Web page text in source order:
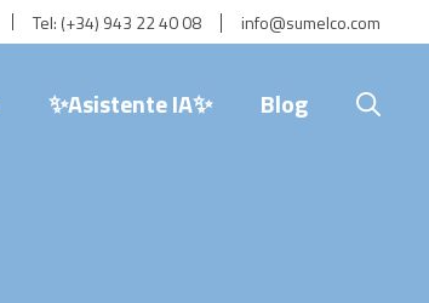
Tel: (+34) 943 22 40 08 info@sumelco.com
✨Asistente IA✨ Blog